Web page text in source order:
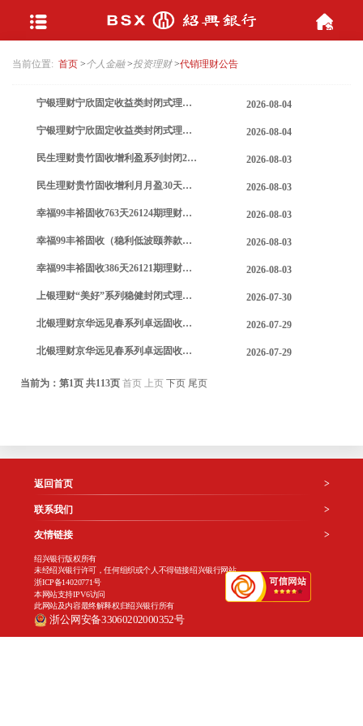
当前位置: 首页 >个人金融 >投资理财 >代销理财公告
当前为：第1页 共113页 首页 上页 下页 尾页
宁银理财宁欣固定收益类封闭式理财3392号（丰利款）说明书 2026-08-04
宁银理财宁欣固定收益类封闭式理财3385号（丰利款）说明书 2026-08-04
民生理财贵竹固收增利盈系列封闭279号理财产品合同 2026-08-03
民生理财贵竹固收增利月月盈30天持有期59号理财产品合同 2026-08-03
幸福99丰裕固收763天26124期理财合同 2026-08-03
幸福99丰裕固收（稳利低波颐养款）386天26123期理财合同 2026-08-03
幸福99丰裕固收386天26121期理财合同 2026-08-03
上银理财“美好”系列稳健封闭式理财产品(WPWF26M06088)产品销售文件 2026-07-30
北银理财京华远见春系列卓远固收封闭式417号理财产品 2026-07-29
北银理财京华远见春系列卓远固收封闭式329号理财产品 2026-07-29
返回首页 >
联系我们 >
友情链接 >
绍兴银行版权所有
未经绍兴银行许可，任何组织或个人不得链接绍兴银行网站
浙ICP备14020771号
本网站支持IPV6访问
此网站及内容最终解释权归绍兴银行所有
浙公网安备33060202000352号